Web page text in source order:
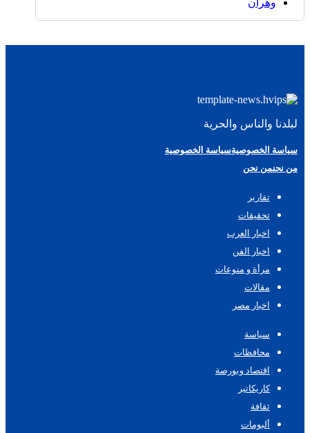
لبلدنا والناس والحرية
سياسة الخصوصيةسياسة الخصوصية
من نحنمن نحن
تقارير
تحقيقات
اخبار العرب
اخبار الفن
مرأة و منوعات
مقالات
اخبار مصر
سياسة
محافظات
اقتصاد وبورصة
كاريكاتير
ثقافة
ألبومات